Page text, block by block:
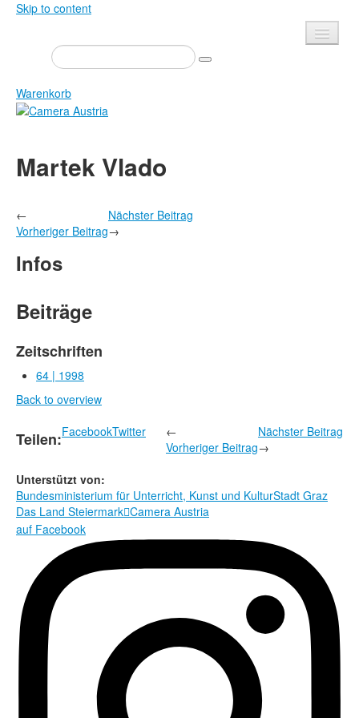
Skip to content
Presse
Veranstaltungen
Newsletter
Über uns
Shop
Warenkorb
Zeitschrift
Bücher
Camera Austria Preis
Rechtliche Informationen
Martek Vlado
←
Vorheriger Beitrag
Nächster Beitrag
→
Infos
Beiträge
Zeitschriften
64 | 1998
Back to overview
Teilen:FacebookTwitter
←
Vorheriger Beitrag
Nächster Beitrag
→
Unterstützt von:
Bundesministerium für Unterricht, Kunst und KulturStadt Graz
Das Land SteiermarkCamera Austria
auf Facebook